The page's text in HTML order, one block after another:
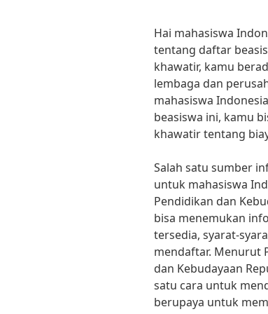
Hai mahasiswa
tentang daftar
khawatir, kamu
lembaga dan
mahasiswa
beasiswa ini, kamu
khawatir tentang
Salah satu sumber
untuk mahasiswa
Pendidikan dan
bisa menemukan
tersedia, syarat-
mendaftar. Menurut
dan Kebudayaan
satu cara untuk
berupaya untuk